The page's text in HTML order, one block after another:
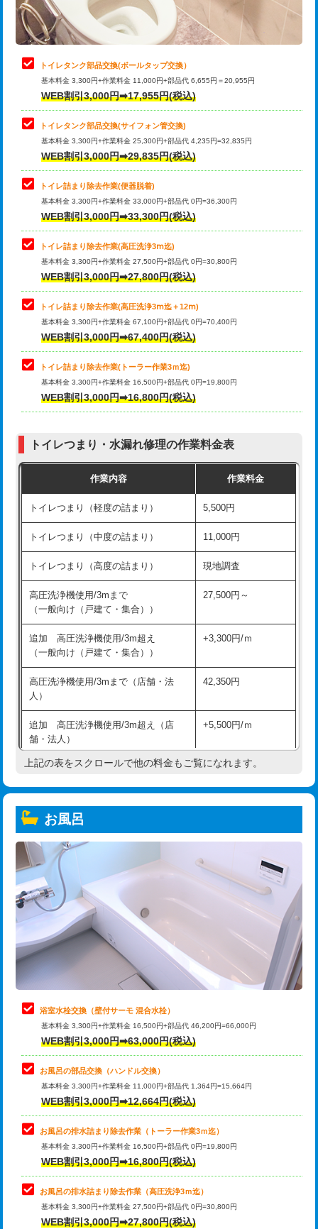
トイレタンク部品交換(ボールタップ交換）
基本料金 3,300円+作業料金 11,000円+部品代 6,655円＝20,955円
WEB割引3,000円➡17,955円(税込)
トイレタンク部品交換(サイフォン管交換)
基本料金 3,300円+作業料金 25,300円+部品代 4,235円=32,835円
WEB割引3,000円➡29,835円(税込)
トイレ詰まり除去作業(便器脱着)
基本料金 3,300円+作業料金 33,000円+部品代 0円=36,300円
WEB割引3,000円➡33,300円(税込)
トイレ詰まり除去作業(高圧洗浄3ⅿ迄)
基本料金 3,300円+作業料金 27,500円+部品代 0円=30,800円
WEB割引3,000円➡27,800円(税込)
トイレ詰まり除去作業(高圧洗浄3ⅿ迄＋12ⅿ)
基本料金 3,300円+作業料金 67,100円+部品代 0円=70,400円
WEB割引3,000円➡67,400円(税込)
トイレ詰まり除去作業(トーラー作業3ｍ迄)
基本料金 3,300円+作業料金 16,500円+部品代 0円=19,800円
WEB割引3,000円➡16,800円(税込)
トイレつまり・水漏れ修理の作業料金表
作業内容 作業料金
トイレつまり（軽度の詰まり） 5,500円
トイレつまり（中度の詰まり） 11,000円
トイレつまり（高度の詰まり） 現地調査
高圧洗浄機使用/3mまで
（一般向け（戸建て・集合））
27,500円～
追加 高圧洗浄機使用/3m超え
（一般向け（戸建て・集合））
+3,300円/ｍ
高圧洗浄機使用/3mまで（店舗・法
人）
42,350円
追加 高圧洗浄機使用/3m超え（店
舗・法人）
+5,500円/ｍ
高度高圧洗浄換 現地調査
トーラー機使用/3mまで
追加トーラー機使用/3m超え
カメラ調査 33,000円
桝清掃 8,800円
止水・漏水調査・防水処理・清掃・修
理・調整・分解・加工など（軽作業）
止水・漏水調査・防水処理・清掃・修
理・調整・分解・加工など（中作業）
22,000円
止水・漏水調査・防水処理・清掃・修
理・調整・分解・加工など（重作業）
33,000円
トイレタンク脱着
トイレ便器脱着
タンクレストイレ脱着 33,000円
小便器トイレ脱着
その他部品の脱着 8,800円～
交換・取付（タンク）
上記の表をスクロールで他の料金もご覧になれます。
お風呂
浴室水栓交換（壁付サーモ 混合水栓）
基本料金 3,300円+作業料金 16,500円+部品代 46,200円=66,000円
WEB割引3,000円➡63,000円(税込)
お風呂の部品交換（ハンドル交換）
基本料金 3,300円+作業料金 11,000円+部品代 1,364円=15,664円
WEB割引3,000円➡12,664円(税込)
お風呂の排水詰まり除去作業（トーラー作業3ｍ迄）
基本料金 3,300円+作業料金 16,500円+部品代 0円=19,800円
WEB割引3,000円➡16,800円(税込)
お風呂の排水詰まり除去作業（高圧洗浄3ｍ迄）
基本料金 3,300円+作業料金 27,500円+部品代 0円=30,800円
WEB割引3,000円➡27,800円(税込)